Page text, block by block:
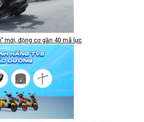
mới, động cơ gần 40 mã lực